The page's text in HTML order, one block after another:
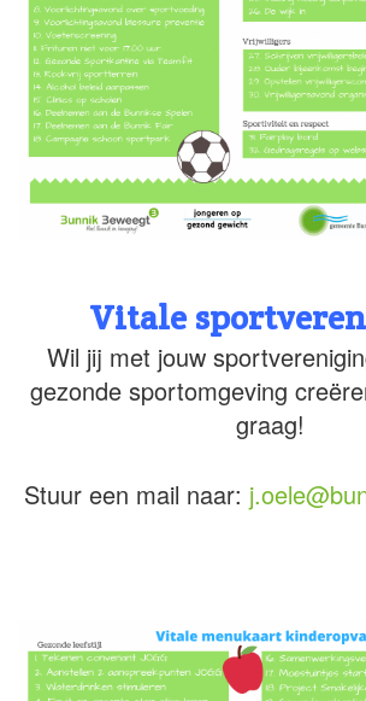
Vitale
Wil jij met jouw
gezonde sportomgeving
graag!
Stuur een mail naar: